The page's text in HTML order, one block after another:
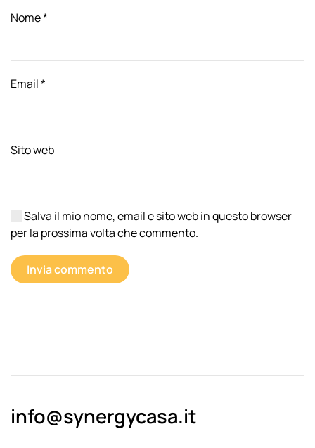
Nome*
Email*
Sito web
Salva il mio nome, email e sito web in questo browser
per la prossima volta che commento.
Invia commento
info@synergycasa.it